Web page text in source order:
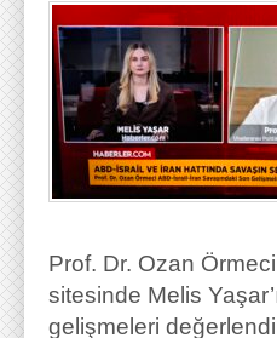
Prof. Dr. Ozan
sitesinde Melis
gelişmeleri